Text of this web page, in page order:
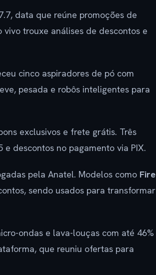
data que reúne promoções de
trouxe análises de descontos e
cinco aspiradores de pó com
pesada e robôs inteligentes para
exclusivos e frete grátis. Três
descontos no pagamento via PIX.
pela Anatel. Modelos como Fire
sendo usados para transformar
ondas e lava-louças com até 46%
que reuniu ofertas para